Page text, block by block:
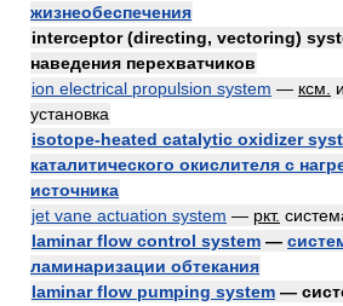
жизнеобеспечения
interceptor (directing, vectoring)
наведения перехватчиков
ion electrical propulsion system — ксм.
установка
isotope-heated catalytic oxidizer
каталитического окислителя с
источника
jet vane actuation system — ркт.
laminar flow control system —
ламинаризации обтекания
laminar flow pumping system —